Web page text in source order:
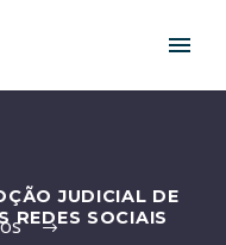
JUDICIAL DE
REDES SOCIAIS